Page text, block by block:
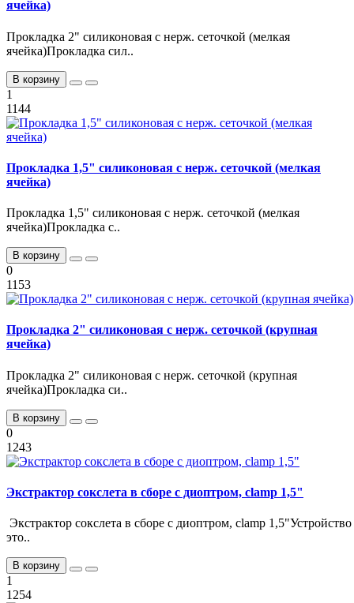
ячейка)
Прокладка 2" силиконовая с нерж. сеточкой (мелкая
ячейка)Прокладка сил..
В корзину
1
1144
Прокладка 1,5" силиконовая с нерж. сеточкой (мелкая
ячейка)
Прокладка 1,5" силиконовая с нерж. сеточкой (мелкая
ячейка)Прокладка с..
В корзину
0
1153
Прокладка 2" силиконовая с нерж. сеточкой (крупная
ячейка)
Прокладка 2" силиконовая с нерж. сеточкой (крупная
ячейка)Прокладка си..
В корзину
0
1243
Экстрактор сокслета в сборе с диоптром, clamp 1,5"
Экстрактор сокслета в сборе с диоптром, clamp 1,5"Устройство
это..
В корзину
1
1254